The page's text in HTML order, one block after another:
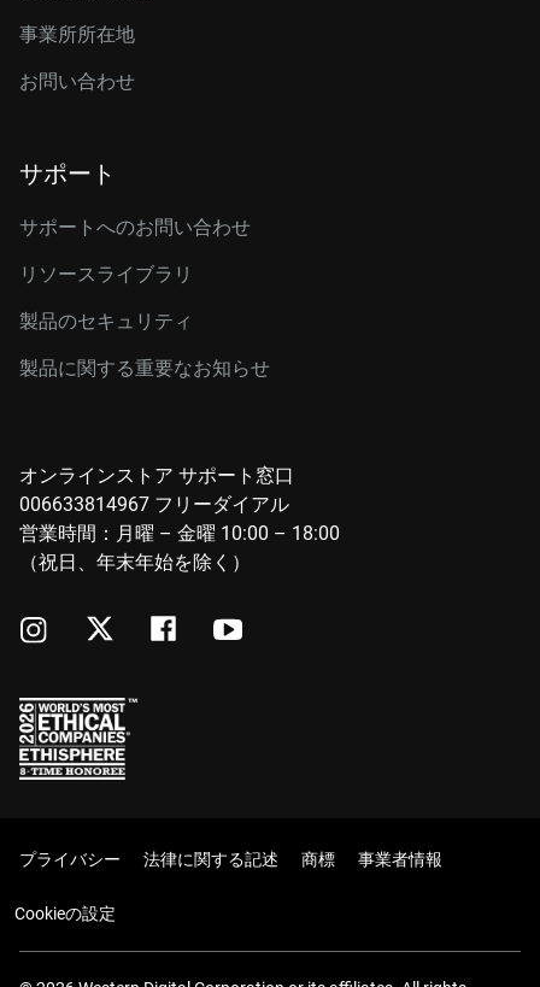
事業所所在地
お問い合わせ
サポート
サポートへのお問い合わせ
リソースライブラリ
製品のセキュリティ
製品に関する重要なお知らせ
オンラインストア サポート窓口
006633814967 フリーダイアル
営業時間：月曜 – 金曜 10:00 – 18:00
（祝日、年末年始を除く）
プライバシー 法律に関する記述 商標 事業者情報
Cookieの設定